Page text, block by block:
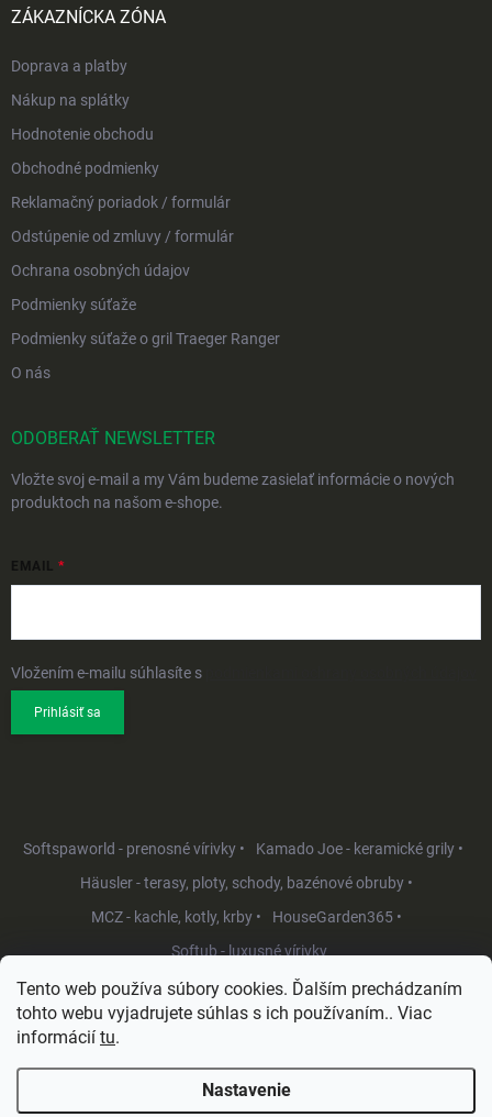
Tento web používa súbory cookies. Ďalším prechádzaním
tohto webu vyjadrujete súhlas s ich používaním.. Viac
informácií tu.
Nastavenie
ZÁKAZNÍCKA ZÓNA
Doprava a platby
Nákup na splátky
Hodnotenie obchodu
Obchodné podmienky
Reklamačný poriadok / formulár
Odstúpenie od zmluvy / formulár
Ochrana osobných údajov
Podmienky súťaže
Podmienky súťaže o gril Traeger Ranger
O nás
ODOBERAŤ NEWSLETTER
Vložte svoj e-mail a my Vám budeme zasielať informácie o nových
produktoch na našom e-shope.
EMAIL
Vložením e-mailu súhlasíte s
Prihlásiť sa
Softspaworld - prenosné vírivky •
Kamado Joe - keramické grily •
Häusler - terasy, ploty, schody, bazénové obruby •
MCZ - kachle, kotly, krby •
HouseGarden365 •
Softub - luxusné vírivky